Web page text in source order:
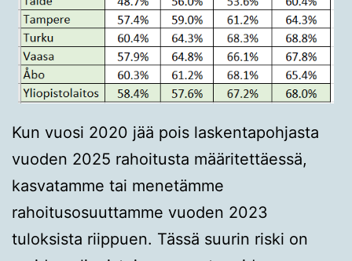
Kun vuosi 2020 jää pois laskentapohjasta
vuoden 2025 rahoitusta määritettäessä,
kasvatamme tai menetämme
rahoitusosuuttamme vuoden 2023
tuloksista riippuen. Tässä suurin riski on